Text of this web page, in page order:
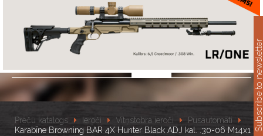
Preču katalogs Ieroči Vītņstobra ieroči
Pusautomāti
Karabīne Browning BAR 4X Hunter Black ADJ kal. .30-06 M14x1 Subscribe